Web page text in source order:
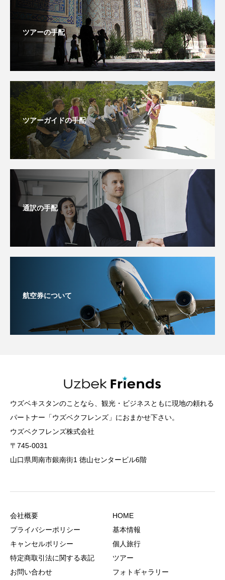
ツアーの手配
ツアーガイドの手配
通訳の手配
航空券について
ウズベキスタンのことなら、観光・ビジネスともに現地の頼れる
パートナー「ウズベクフレンズ」におまかせ下さい。
ウズベクフレンズ株式会社
〒745-0031
山口県周南市銀南街1 徳山センタービル6階
会社概要
プライバシーポリシー
キャンセルポリシー
特定商取引法に関する表記
お問い合わせ
HOME
基本情報
個人旅行
ツアー
フォトギャラリー